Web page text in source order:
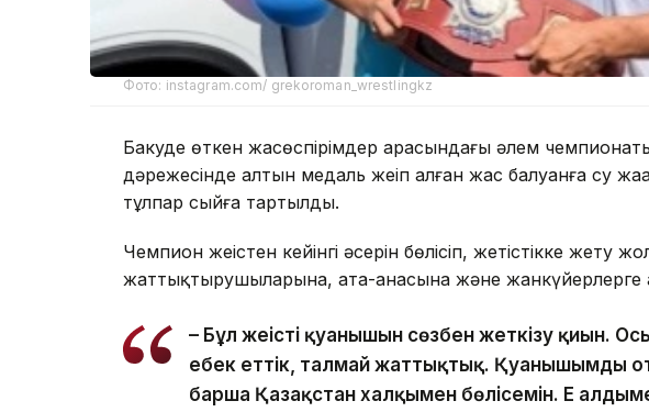
Фото: instagram.com/ grekoroman_wrestlingkz
Бакуде өткен жасөспірімдер арасындағы әлем
дәрежесінде алтын медаль жеңіп алған жас балуанға су
тұлпар сыйға тартылды.
Чемпион жеңістен кейінгі әсерін бөлісіп, жетістікке жету
жаттықтырушыларына, ата-анасына және жанкүйерлерге
– Бұл жеңістің қуанышын сөзбен жеткізу қиын.
еңбек еттік, талмай жаттықтық. Қуанышымды
барша Қазақстан халқымен бөлісемін. Ең